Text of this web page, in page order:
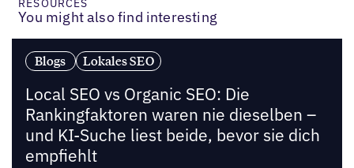
RESOURCES
You might also find interesting
Blogs Lokales SEO
Local SEO vs Organic SEO: Die
Rankingfaktoren waren nie dieselben –
und KI-Suche liest beide, bevor sie dich
empfiehlt